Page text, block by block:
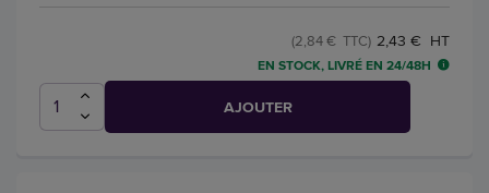
2,43 € HT
(2,84 € TTC)
EN STOCK, LIVRÉ EN 24/48H
AJOUTER